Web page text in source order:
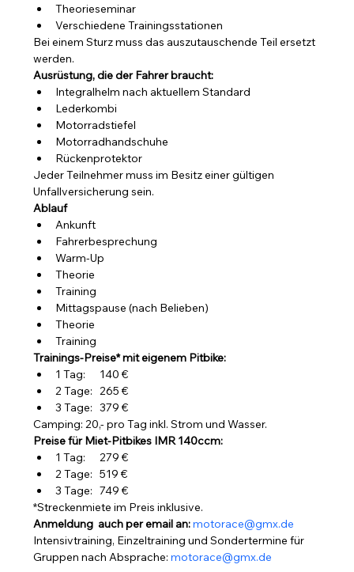
Theorieseminar
Verschiedene Trainingsstationen
Bei einem Sturz muss das auszutauschende Teil ersetzt
werden.
Ausrüstung, die der Fahrer braucht:
Integralhelm nach aktuellem Standard
Lederkombi
Motorradstiefel
Motorradhandschuhe
Rückenprotektor
Jeder Teilnehmer muss im Besitz einer gültigen
Unfallversicherung sein.
Ablauf
Ankunft
Fahrerbesprechung
Warm-Up
Theorie
Training
Mittagspause (nach Belieben)
Theorie
Training
Trainings-Preise* mit eigenem Pitbike:
1 Tag:      140 €
2 Tage:   265 €
3 Tage:   379 €
Camping: 20,- pro Tag inkl. Strom und Wasser.
Preise für Miet-Pitbikes IMR 140ccm:
1 Tag:      279 €
2 Tage:   519 €
3 Tage:   749 €
*Streckenmiete im Preis inklusive.
Anmeldung  auch per email an: motorace@gmx.de
Intensivtraining, Einzeltraining und Sondertermine für
Gruppen nach Absprache: motorace@gmx.de